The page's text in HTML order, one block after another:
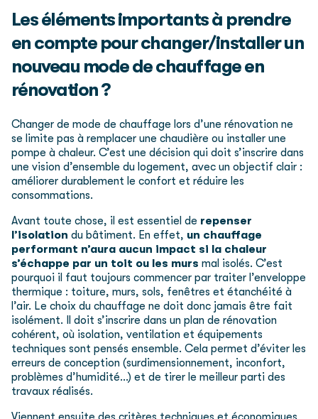
Les éléments importants à prendre
en compte pour changer/installer un
nouveau mode de chauffage en
rénovation ?
Changer de mode de chauffage lors d’une rénovation ne
se limite pas à remplacer une chaudière ou installer une
pompe à chaleur. C’est une décision qui doit s’inscrire dans
une vision d’ensemble du logement, avec un objectif clair :
améliorer durablement le confort et réduire les
consommations.
Avant toute chose, il est essentiel de repenser
l’isolation du bâtiment. En effet, un chauffage
performant n’aura aucun impact si la chaleur
s’échappe par un toit ou les murs mal isolés. C’est
pourquoi il faut toujours commencer par traiter l’enveloppe
thermique : toiture, murs, sols, fenêtres et étanchéité à
l’air. Le choix du chauffage ne doit donc jamais être fait
isolément. Il doit s’inscrire dans un plan de rénovation
cohérent, où isolation, ventilation et équipements
techniques sont pensés ensemble. Cela permet d’éviter les
erreurs de conception (surdimensionnement, inconfort,
problèmes d’humidité…) et de tirer le meilleur parti des
travaux réalisés.